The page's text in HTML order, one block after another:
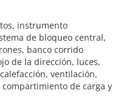
instrumento
de bloqueo central,
banco corrido
de la dirección, luces,
ventilación,
de carga y